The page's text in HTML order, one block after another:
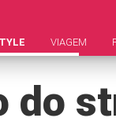
VIAGEM
do